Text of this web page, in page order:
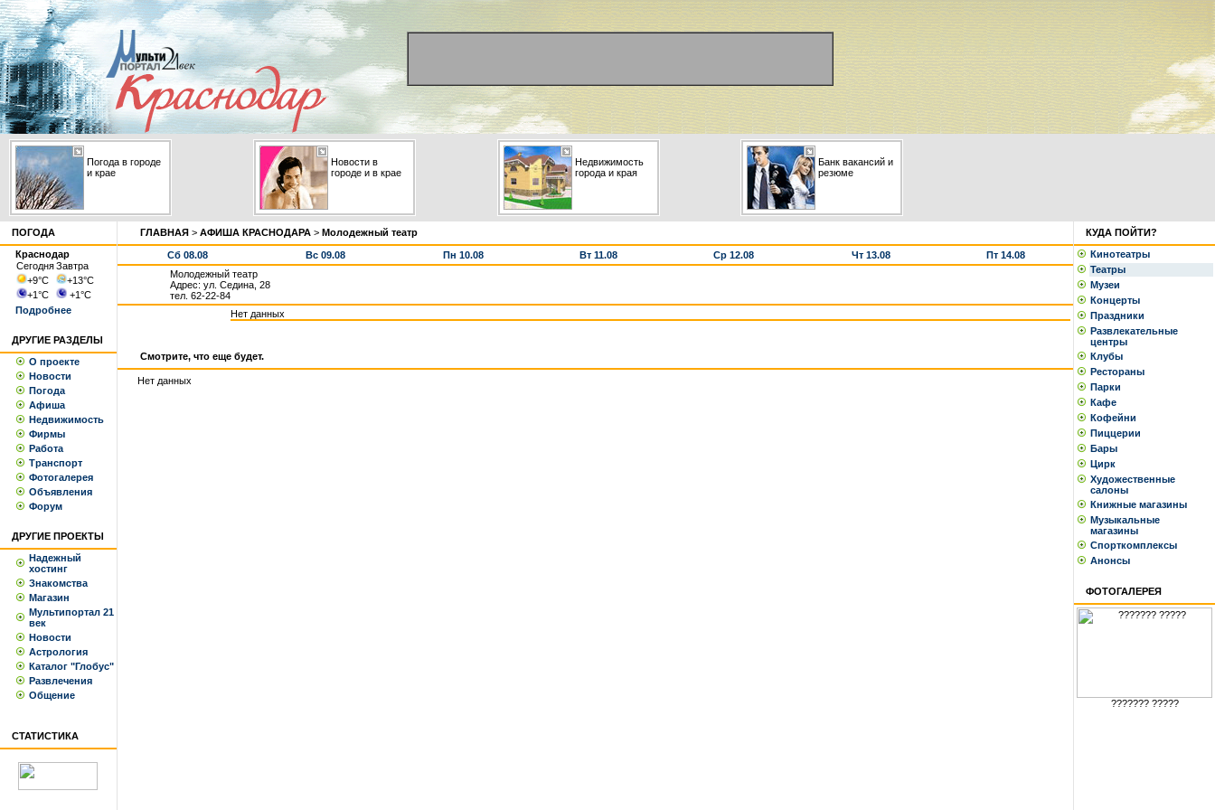
Погода в городе
и крае
Новости в
городе и в крае
Недвижимость
города и края
Банк вакансий и
резюме
ПОГОДА
Краснодар
СегодняЗавтра
+9°С +13°С
+1°С +1°С
Подробнее
ДРУГИЕ РАЗДЕЛЫ
О проекте
Новости
Погода
Афиша
Недвижимость
Фирмы
Работа
Транспорт
Фотогалерея
Объявления
Форум
ДРУГИЕ ПРОЕКТЫ
Надежный
хостинг
Знакомства
Магазин
Мультипортал 21
век
Новости
Астрология
Каталог "Глобус"
Развлечения
Общение
СТАТИСТИКА
ГЛАВНАЯ > АФИША КРАСНОДАРА > Молодежный театр
Сб 08.08 Вс 09.08 Пн 10.08 Вт 11.08 Ср 12.08 Чт 13.08
Пт 14.08
Молодежный театр
Адрес: ул. Седина, 28
тел. 62-22-84
Нет данных
Смотрите, что еще будет.
Нет данных
КУДА ПОЙТИ?
Кинотеатры
Театры
Музеи
Концерты
Праздники
Развлекательные
центры
Клубы
Рестораны
Парки
Кафе
Кофейни
Пиццерии
Бары
Цирк
Художественные
салоны
Книжные магазины
Музыкальные
магазины
Спорткомплексы
Анонсы
ФОТОГАЛЕРЕЯ
??????? ?????